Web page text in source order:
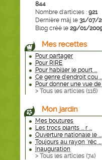
844
Nombre d'articles : 921
Dernière màj le 31/07/
Blog créé le 29/01/
Mes recettes
Pour partager
Pour RIRE
Pour habiller le pourt ...
Ce genre d'endroit cou ...
Pour donner une vue de
> Tous les articles (116)
Mon jardin
Mes boutures
Les trocs plants ... r ...
Ouverture nationale le ...
Toujours au rayon "réc ...
Inauguration
> Tous les articles (74)